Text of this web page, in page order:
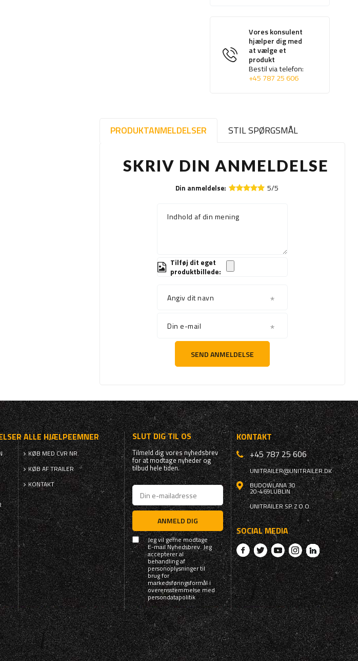
Vores konsulent
hjælper dig med
at vælge et
produkt
Bestil via telefon:
+45 787 25 606
PRODUKTANMELDELSER STIL SPØRGSMÅL
SKRIV DIN ANMELDELSE
Din anmeldelse: 5/5
Indhold af din mening
Tilføj dit eget
produktbillede:
Angiv dit navn
Din e-mail
SEND ANMELDELSE
ALLE HJÆLPEEMNER
KØB MED CVR NR.
KØB AF TRAILER
KONTAKT
SLUT DIG TIL OS
Tilmeld dig vores nyhedsbrev
for at modtage nyheder og
tilbud hele tiden.
ANMELD DIG
Jeg vil gerne modtage
E-mail Nyhedsbrev. Jeg
accepterer al
behandling af
personoplysninger til
brug for
markedsføringsformål i
overensstemmelse med
persondatapolitik
KONTAKT
+45 787 25 606
UNITRAILER@UNITRAILER.DK
BUDOWLANA 30
20-469LUBLIN
UNITRAILER SP. Z O.O.
SOCIAL MEDIA